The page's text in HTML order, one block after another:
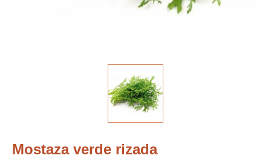
Mostaza verde rizada